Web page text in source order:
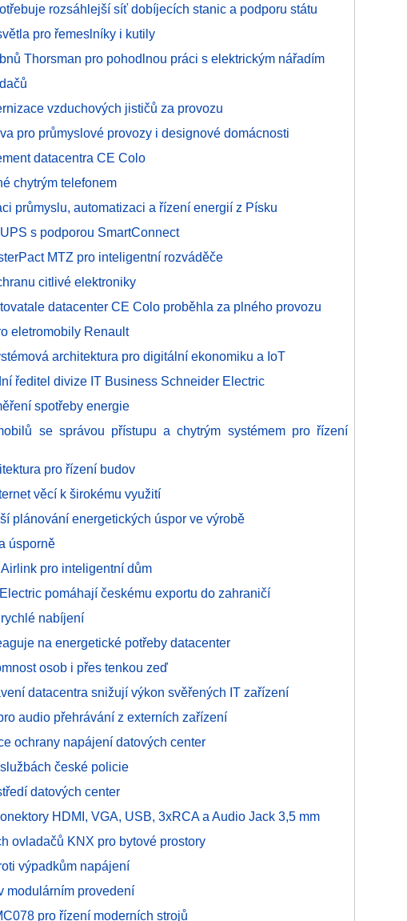
rozsáhlejší síť dobíjecích stanic a podporu státu
pro řemeslníky i kutily
Thorsman pro pohodlnou práci s elektrickým nářadím
vzduchových jističů za provozu
pro průmyslové provozy i designové domácnosti
datacentra CE Colo
chytrým telefonem
průmyslu, automatizaci a řízení energií z Písku
s podporou SmartConnect
MTZ pro inteligentní rozváděče
citlivé elektroniky
datacenter CE Colo proběhla za plného provozu
eletromobily Renault
architektura pro digitální ekonomiku a IoT
ředitel divize IT Business Schneider Electric
spotřeby energie
se správou přístupu a chytrým systémem pro řízení
pro řízení budov
věcí k širokému využití
plánování energetických úspor ve výrobě
úsporně
pro inteligentní dům
pomáhají českému exportu do zahraničí
nabíjení
na energetické potřeby datacenter
osob i přes tenkou zeď
datacentra snižují výkon svěřených IT zařízení
audio přehrávání z externích zařízení
ochrany napájení datových center
české policie
datových center
HDMI, VGA, USB, 3xRCA a Audio Jack 3,5 mm
ovladačů KNX pro bytové prostory
výpadkům napájení
modulárním provedení
pro řízení moderních strojů